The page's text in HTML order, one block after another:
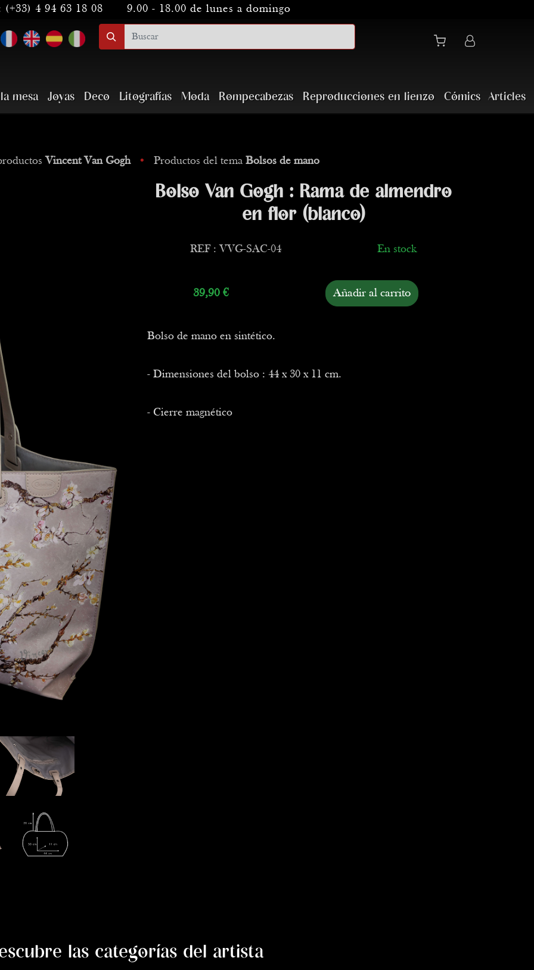
(+33) 4 94 63 18 08 9.00 - 18.00 de lunes a domingo
mesa Joyas Deco Litografías Moda Rompecabezas Reproducciones en lienzo Cómics Articles
Vincent Van Gogh • Productos del tema Bolsos de mano
Bolso Van Gogh : Rama de almendro
en flor (blanco)
REF : VVG-SAC-04 En stock
39,90 € Añadir al carrito
Bolso de mano en sintético.
- Dimensiones del bolso : 44 x 30 x 11 cm.
- Cierre magnético
las categorías del artista